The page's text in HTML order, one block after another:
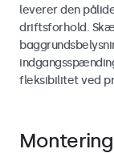
leverer den
driftsforhold.
fleksibilitet ved